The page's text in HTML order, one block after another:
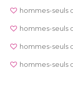
hommes-seuls
hommes-seuls
hommes-seuls
hommes-seuls